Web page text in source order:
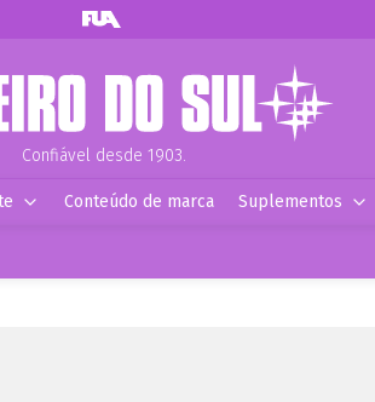
Confiável desde 1903.
Conteúdo de marca Suplementos